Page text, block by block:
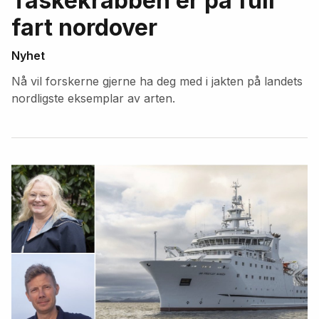
fart nordover
Nyhet
Nå vil forskerne gjerne ha deg med i jakten på landets
nordligste eksemplar av arten.